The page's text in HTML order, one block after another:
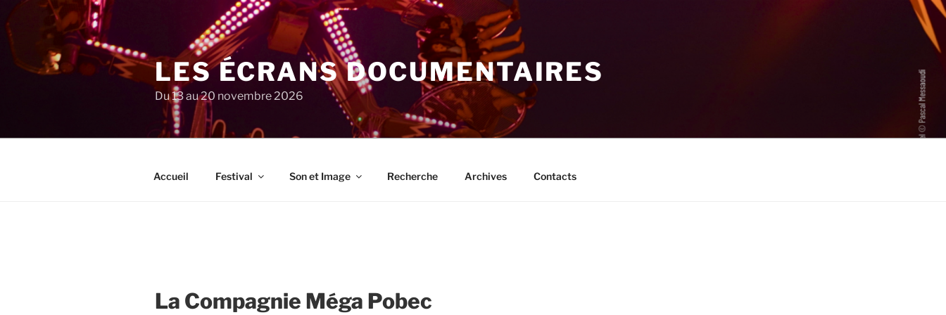
au
contenu
principal
LES ÉCRANS DOCUMENTAIRES
Du 13 au 20 novembre 2026
Accueil Festival Son et Image Recherche Archives Contacts
La Compagnie Méga Pobec